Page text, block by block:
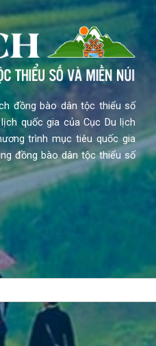
đồng bào dân tộc thiểu số
quốc gia của Cục Du lịch
trình mục tiêu quốc gia
đồng bào dân tộc thiểu số